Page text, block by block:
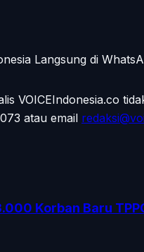
Langsung di
VOICEIndonesia.co
atau email
Korban Baru